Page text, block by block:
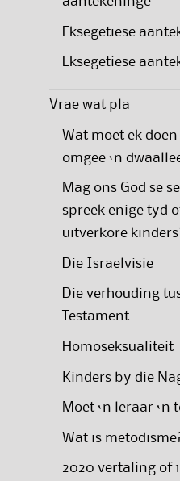
Eksegetiese
Eksegetiese
Vrae wat pla
Wat moet ek
omgee ‘n
Mag ons God se
spreek enige tyd
uitverkore
Die Israelvisie
Die verhouding
Testament
Homoseksualiteit
Kinders by die
Moet ‘n leraar ‘n
Wat is
2020 vertaling of